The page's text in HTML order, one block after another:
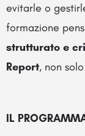
evitarle o
formazione
strutturato e
Report, non
IL